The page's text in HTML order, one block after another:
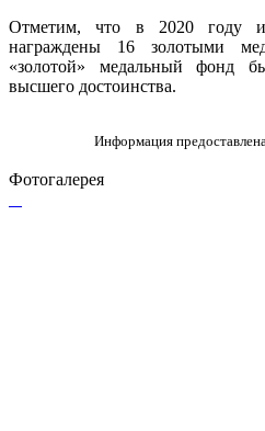
Отметим, что в 2020 году
награждены 16 золотыми
«золотой» медальный фонд
высшего достоинства.
Информация
Фотогалерея